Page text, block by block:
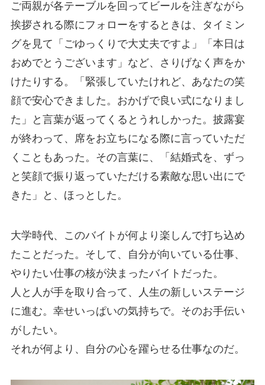
ご両親が各テーブルを回ってビールを注ぎながら
挨拶される際にフォローをするときは、タイミン
グを見て「ごゆっくりで大丈夫ですよ」「本日は
おめでとうございます」など、さりげなく声をか
けたりする。「緊張していたけれど、あなたの笑
顔で安心できました。おかげで良い式になりまし
た」と言葉が返ってくるとうれしかった。披露宴
が終わって、席をお立ちになる際に言っていただ
くこともあった。その言葉に、「結婚式を、ずっ
と笑顔で振り返っていただける素敵な思い出にで
きた」と、ほっとした。
大学時代、このバイトが何より楽しんで打ち込め
たことだった。そして、自分が向いている仕事、
やりたい仕事の核が決まったバイトだった。
人と人が手を取り合って、人生の新しいステージ
に進む。幸せいっぱいの気持ちで。そのお手伝い
がしたい。
それが何より、自分の心を躍らせる仕事なのだ。